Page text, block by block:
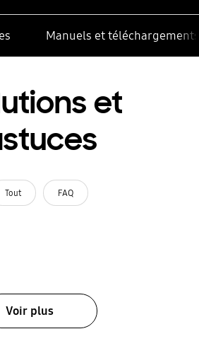
Manuels et téléchargements
et
Tout FAQ
Voir plus